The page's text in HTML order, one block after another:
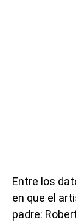
Entre los
en que el
padre: